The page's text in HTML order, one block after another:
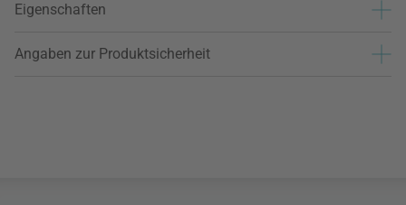
Eigenschaften
Angaben zur Produktsicherheit